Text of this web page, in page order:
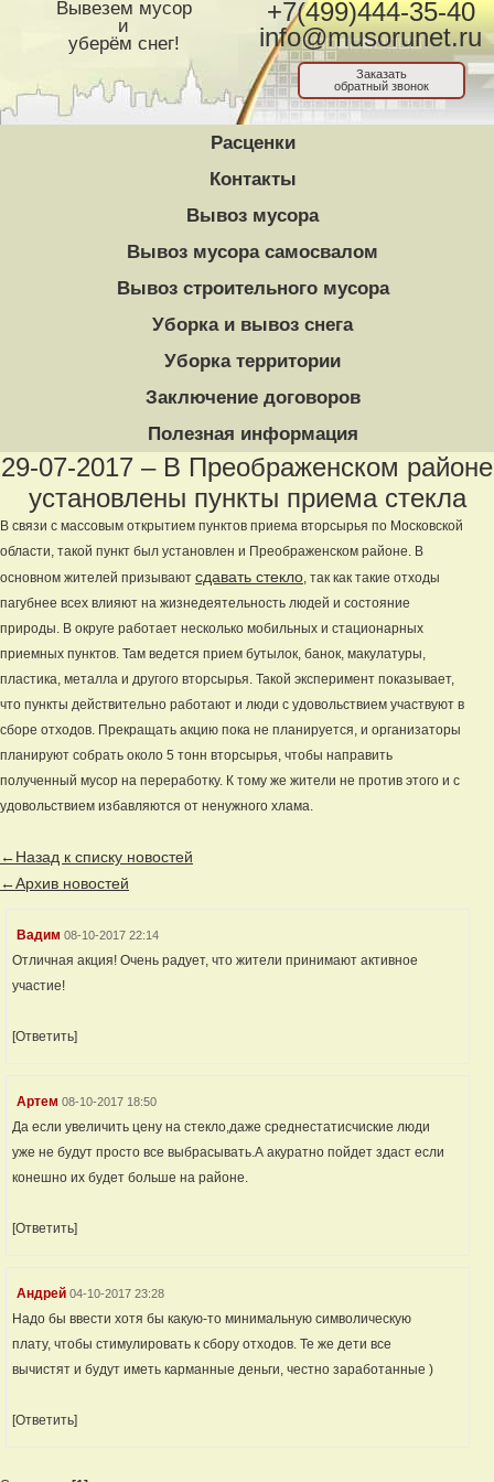
Вывезем мусор
и
уберём снег!
+7(499)444-35-40
info@musorunet.ru
Заказать
обратный звонок
Расценки
Контакты
Вывоз мусора
Вывоз мусора самосвалом
Вывоз строительного мусора
Уборка и вывоз снега
Уборка территории
Заключение договоров
Полезная информация
29-07-2017 – В Преображенском районе
установлены пункты приема стекла
В связи с массовым открытием пунктов приема вторсырья по Московской
области, такой пункт был установлен и Преображенском районе. В
основном жителей призывают сдавать стекло, так как такие отходы
пагубнее всех влияют на жизнедеятельность людей и состояние
природы. В округе работает несколько мобильных и стационарных
приемных пунктов. Там ведется прием бутылок, банок, макулатуры,
пластика, металла и другого вторсырья. Такой эксперимент показывает,
что пункты действительно работают и люди с удовольствием участвуют в
сборе отходов. Прекращать акцию пока не планируется, и организаторы
планируют собрать около 5 тонн вторсырья, чтобы направить
полученный мусор на переработку. К тому же жители не против этого и с
удовольствием избавляются от ненужного хлама.
←Назад к списку новостей
←Архив новостей
Вадим 08-10-2017 22:14
Отличная акция! Очень радует, что жители принимают активное
участие!
[Ответить]
Артем 08-10-2017 18:50
Да если увеличить цену на стекло,даже среднестатисчиские люди
уже не будут просто все выбрасывать.А акуратно пойдет здаст если
конешно их будет больше на районе.
[Ответить]
Андрей 04-10-2017 23:28
Надо бы ввести хотя бы какую-то минимальную символическую
плату, чтобы стимулировать к сбору отходов. Те же дети все
вычистят и будут иметь карманные деньги, честно заработанные )
[Ответить]